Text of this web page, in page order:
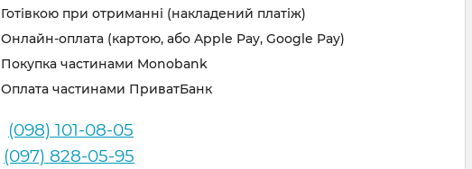
Готівкою при отриманні (накладений платіж)
Онлайн-оплата (картою, або Apple Pay, Google Pay)
Покупка частинами Monobank
Оплата частинами ПриватБанк
(098) 101-08-05
(097) 828-05-95